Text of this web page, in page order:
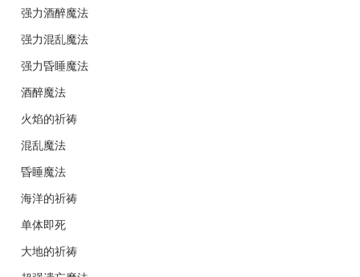
强力酒醉魔法
强力混乱魔法
强力昏睡魔法
酒醉魔法
火焰的祈祷
混乱魔法
昏睡魔法
海洋的祈祷
单体即死
大地的祈祷